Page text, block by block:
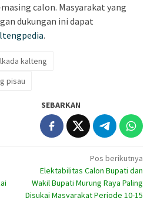
calon. Masyarakat yang
dukungan ini dapat
.
kalteng
pisau
SEBARKAN
Pos berikutnya
Elektabilitas Calon Bupati dan
Wakil Bupati Murung Raya Paling
Disukai Masyarakat Periode 10-15